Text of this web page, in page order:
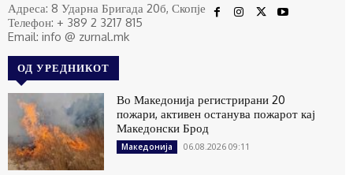
Адреса: 8 Ударна Бригада 20б, Скопје
Телефон: + 389 2 3217 815
Email: info @ zurnal.mk
ОД УРЕДНИКОТ
Во Македонија регистрирани 20
пожари, активен останува пожарот кај
Македонски Брод
Македонија 06.08.2026 09:11